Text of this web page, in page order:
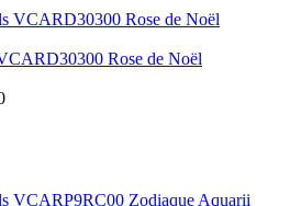
Rose de Noël